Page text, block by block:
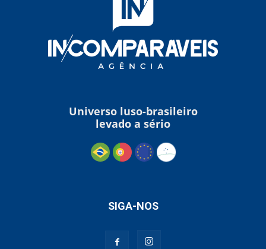
Universo luso-brasileiro
levado a sério
SIGA-NOS